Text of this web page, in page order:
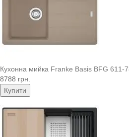
Кухонна мийка Franke Basis BFG 611-
8788 грн.
Купити